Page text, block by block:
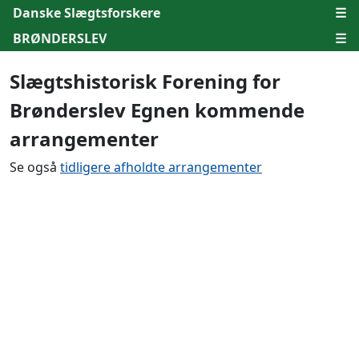
Danske Slægtsforskere
☰
BRØNDERSLEV
☰
Slægtshistorisk Forening for
Brønderslev Egnen kommende
arrangementer
Se også tidligere afholdte arrangementer